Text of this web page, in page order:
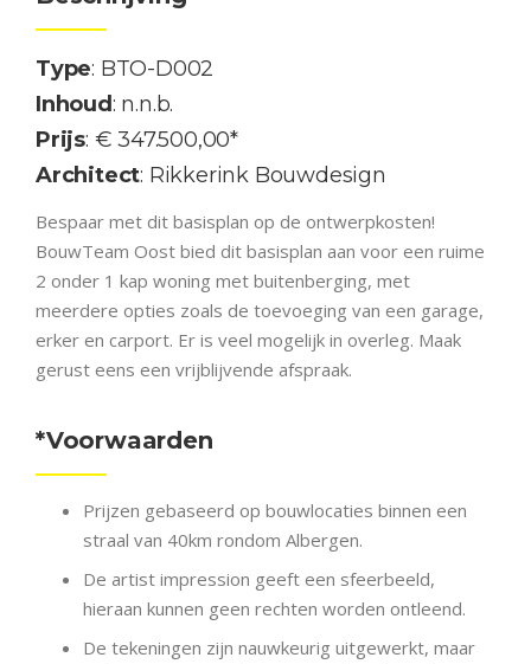
Type: BTO-D002
Inhoud : n.n.b.
Prijs: € 347.500,00*
Architect: Rikkerink Bouwdesign
Bespaar met dit basisplan op de ontwerpkosten!
BouwTeam Oost bied dit basisplan aan voor een ruime
2 onder 1 kap woning met buitenberging, met
meerdere opties zoals de toevoeging van een garage,
erker en carport. Er is veel mogelijk in overleg. Maak
gerust eens een vrijblijvende afspraak.
*Voorwaarden
Prijzen gebaseerd op bouwlocaties binnen een
straal van 40km rondom Albergen.
De artist impression geeft een sfeerbeeld,
hieraan kunnen geen rechten worden ontleend.
De tekeningen zijn nauwkeurig uitgewerkt, maar